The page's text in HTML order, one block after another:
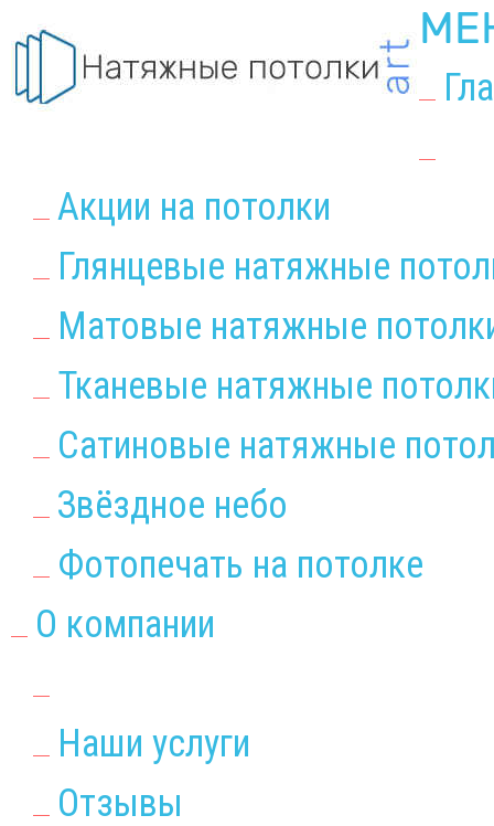
Акции на потолки
Глянцевые натяжные
Матовые натяжные
Тканевые натяжные
Сатиновые натяжные
Звёздное небо
Фотопечать на потолке
О компании
Наши услуги
Отзывы